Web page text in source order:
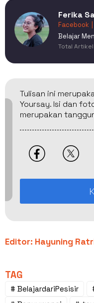
Ferika
Facebook
Belajar
Total Artikel
Tulisan ini
Yoursay. Isi dan
merupakan
Editor: Hayuning
TAG
# BelajardariPesisir